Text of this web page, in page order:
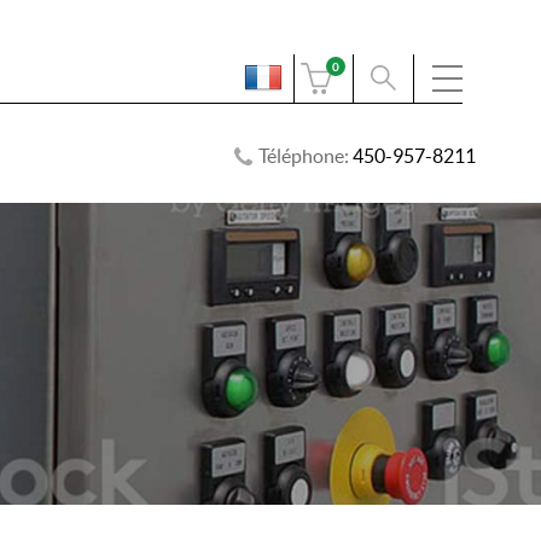
0
Téléphone:450-957-8211